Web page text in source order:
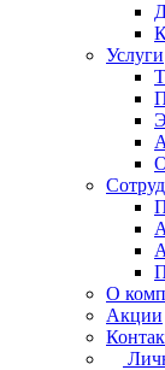
Услуги
О
Акции